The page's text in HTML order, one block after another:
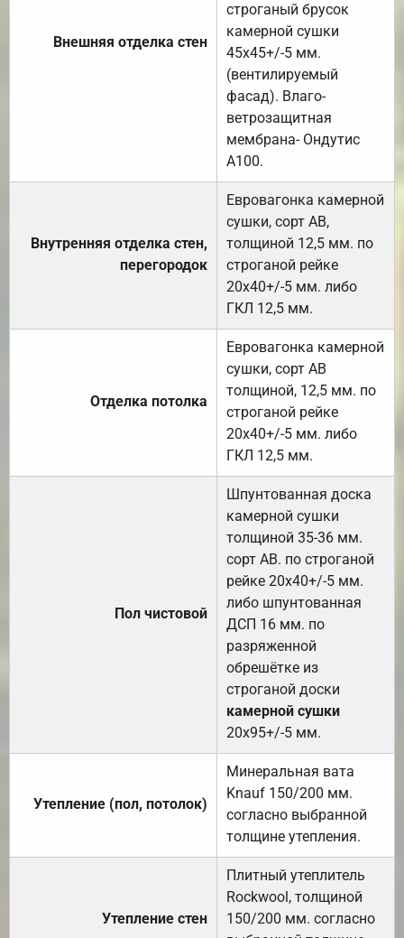
Внешняя отделка стен
строганый брусок
камерной сушки
45х45+/-5 мм.
(вентилируемый
фасад). Влаго-
ветрозащитная
мембрана- Ондутис
А100.
Внутренняя отделка стен,
перегородок
Евровагонка камерной
сушки, сорт АВ,
толщиной 12,5 мм. по
строганой рейке
20х40+/-5 мм. либо
ГКЛ 12,5 мм.
Отделка потолка
Евровагонка камерной
сушки, сорт АВ
толщиной, 12,5 мм. по
строганой рейке
20х40+/-5 мм. либо
ГКЛ 12,5 мм.
Пол чистовой
Шпунтованная доска
камерной сушки
толщиной 35-36 мм.
сорт АВ. по строганой
рейке 20х40+/-5 мм.
либо шпунтованная
ДСП 16 мм. по
разряженной
обрешётке из
строганой доски
камерной сушки
20х95+/-5 мм.
Утепление (пол, потолок)
Минеральная вата
Knauf 150/200 мм.
согласно выбранной
толщине утепления.
Утепление стен
Плитный утеплитель
Rockwool, толщиной
150/200 мм. согласно